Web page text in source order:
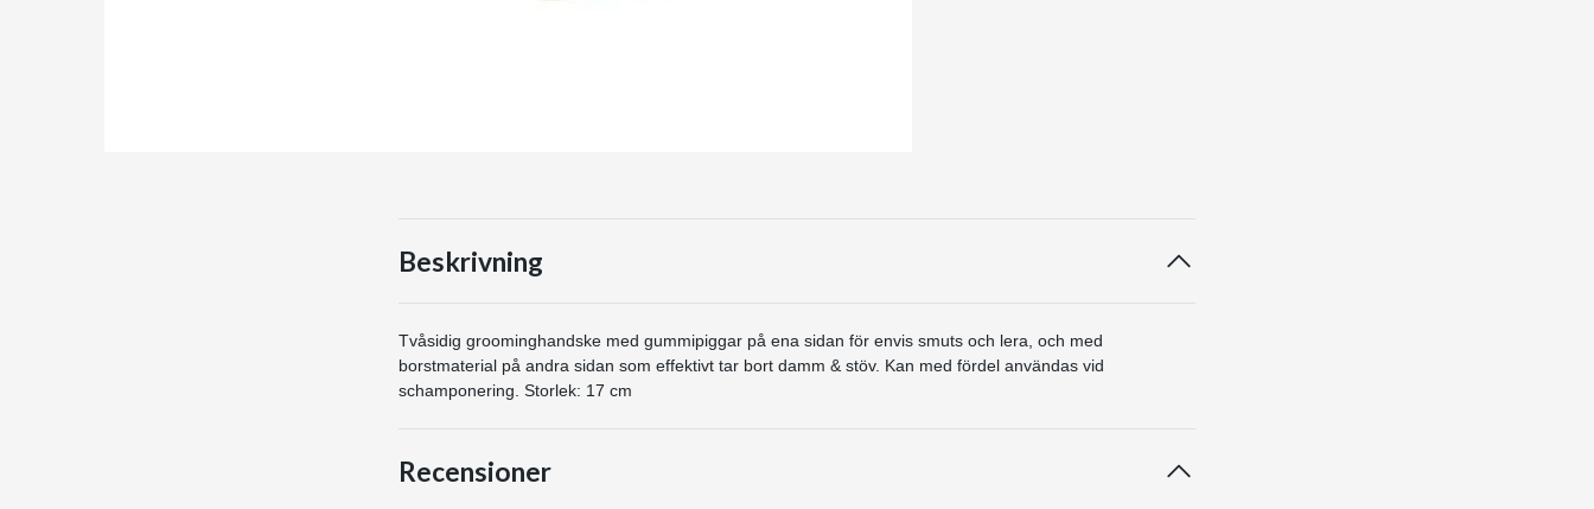
Beskrivning
Tvåsidig groominghandske med gummipiggar på ena sidan för envis smuts och lera, och med
borstmaterial på andra sidan som effektivt tar bort damm & stöv. Kan med fördel användas vid
schamponering. Storlek: 17 cm
Recensioner